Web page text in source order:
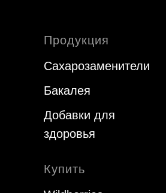
Продукция
Сахарозаменители
Бакалея
Добавки для
здоровья
Купить